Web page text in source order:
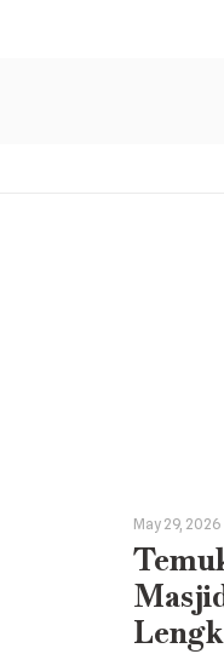
May 29, 2026